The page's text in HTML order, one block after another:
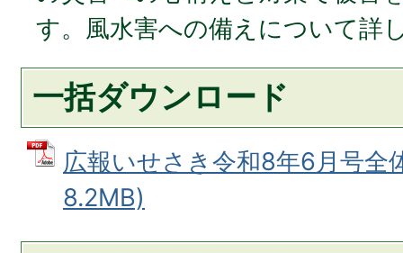
す。風水害への備えについて詳
一括ダウンロード
広報いせさき令和8年6月号全
8.2MB)